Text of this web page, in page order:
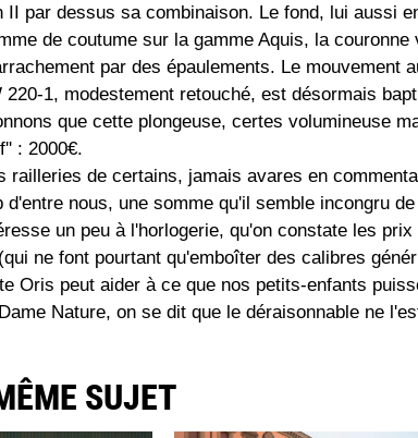
II par dessus sa combinaison. Le fond, lui aussi
de coutume sur la gamme Aquis, la
par des épaulements. Le mouvement
220-1, modestement retouché, est désormais
que cette plongeuse, certes volumineuse
: 2000€.
railleries de certains, jamais avares en
d'entre nous, une somme qu'il semble incongru
un peu à l'horlogerie, qu'on constate les
ne font pourtant qu'emboîter des calibres
Oris peut aider à ce que nos petits-enfants
Nature, on se dit que le déraisonnable ne
SUJET